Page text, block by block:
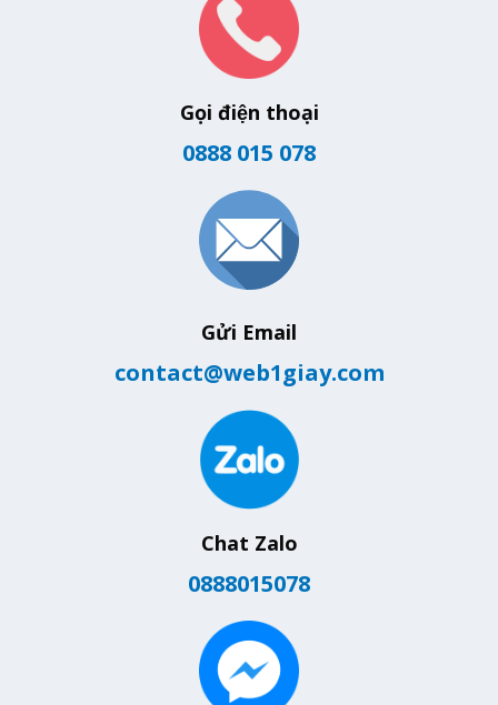
Gọi điện thoại
0888 015 078
Gửi Email
contact@web1giay.com
Chat Zalo
0888015078